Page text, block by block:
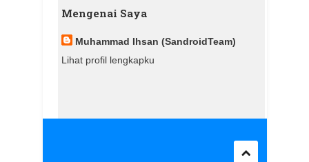
Mengenai Saya
Muhammad Ihsan (SandroidTeam)
Lihat profil lengkapku